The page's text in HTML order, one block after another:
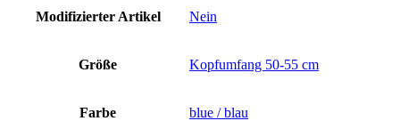
Modifizierter Artikel Nein
Größe Kopfumfang 50-55 cm
Farbe blue / blau